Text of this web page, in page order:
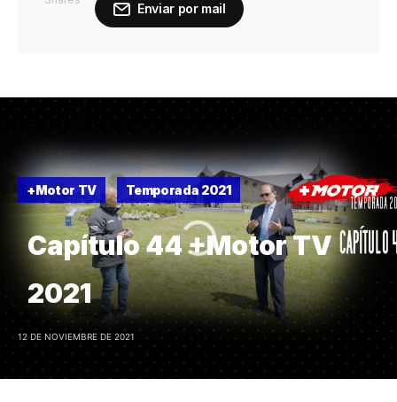
Enviar por mail
+Motor TV Temporada 2021
Capítulo 44 +Motor TV
2021
12 DE NOVIEMBRE DE 2021